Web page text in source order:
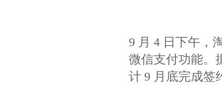
9 月 4 日下午，
微信支付功能。
计 9 月底完成签